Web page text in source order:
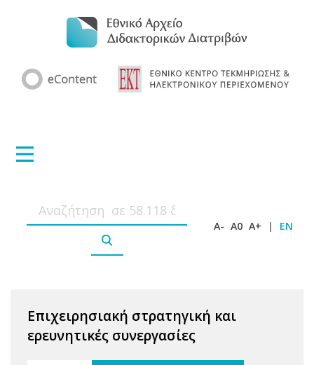
A- A0 A+ | EN
Επιχειρησιακή στρατηγική και
ερευνητικές συνεργασίες